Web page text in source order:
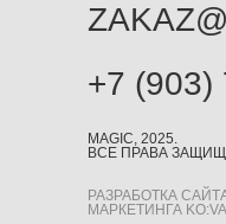
MAGIC, 2025.
ВСЕ ПРАВА
РАЗРАБОТКА
МАРКЕТИНГА KO:VA
+7 (903)